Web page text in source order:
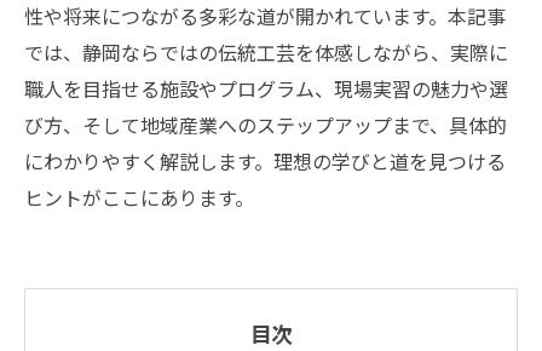
性や将来につながる多彩な道が開かれています。本記事
では、静岡ならではの伝統工芸を体感しながら、実際に
職人を目指せる施設やプログラム、現場実習の魅力や選
び方、そして地域産業へのステップアップまで、具体的
にわかりやすく解説します。理想の学びと道を見つける
ヒントがここにあります。
目次